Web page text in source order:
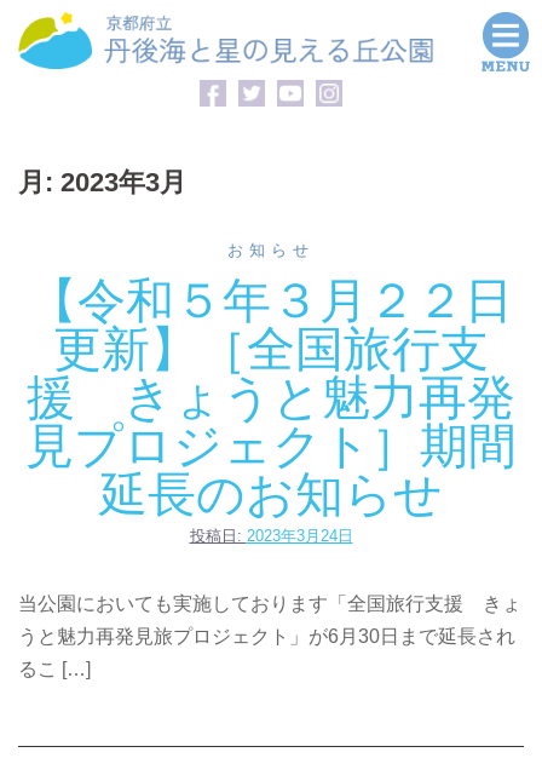
月: 2023年3月
お知らせ
【令和５年３月２２日
更新】［全国旅行支
援 きょうと魅力再発
見プロジェクト］期間
延長のお知らせ
投稿日: 2023年3月24日
当公園においても実施しております「全国旅行支援 きょ
うと魅力再発見旅プロジェクト」が6月30日まで延長され
るこ […]